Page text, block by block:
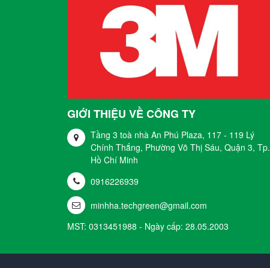
GIỚI THIỆU VỀ CÔNG TY
Tầng 3 toà nhà An Phú Plaza, 117 - 119 Lý
Chính Thắng, Phường Võ Thị Sáu, Quận 3, Tp.
Hồ Chí Minh
0916226939
minhha.techgreen@gmail.com
MST: 0313451988 - Ngày cấp: 28.05.2003